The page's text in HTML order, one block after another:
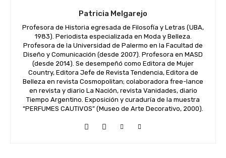
Patricia Melgarejo
Profesora de Historia egresada de Filosofía y Letras (UBA,
1983). Periodista especializada en Moda y Belleza.
Profesora de la Universidad de Palermo en la Facultad de
Diseño y Comunicación (desde 2007). Profesora en MASD
(desde 2014). Se desempeñó como Editora de Mujer
Country, Editora Jefe de Revista Tendencia, Editora de
Belleza en revista Cosmopolitan; colaboradora free-lance
en revista y diario La Nación, revista Vanidades, diario
Tiempo Argentino. Exposición y curaduría de la muestra
“PERFUMES CAUTIVOS” (Museo de Arte Decorativo, 2000).